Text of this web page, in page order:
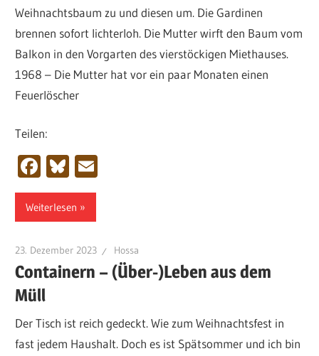
Weihnachtsbaum zu und diesen um. Die Gardinen
brennen sofort lichterloh. Die Mutter wirft den Baum vom
Balkon in den Vorgarten des vierstöckigen Miethauses.
1968 – Die Mutter hat vor ein paar Monaten einen
Feuerlöscher
Teilen:
Facebook
Bluesky
Weiterlesen
23. Dezember 2023 Hossa
Containern – (Über-)Leben aus dem
Müll
Der Tisch ist reich gedeckt. Wie zum Weihnachtsfest in
fast jedem Haushalt. Doch es ist Spätsommer und ich bin